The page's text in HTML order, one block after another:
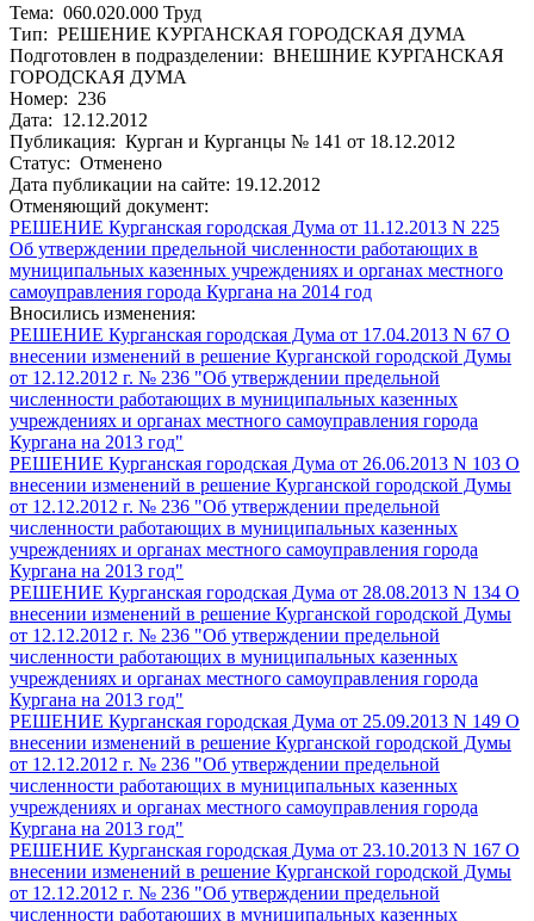
Тема: 060.020.000 Труд
Тип: РЕШЕНИЕ КУРГАНСКАЯ ГОРОДСКАЯ ДУМА
Подготовлен в подразделении: ВНЕШНИЕ КУРГАНСКАЯ
ГОРОДСКАЯ ДУМА
Номер: 236
Дата: 12.12.2012
Публикация: Курган и Курганцы № 141 от 18.12.2012
Статус: Отменено
Дата публикации на сайте: 19.12.2012
Отменяющий документ:
РЕШЕНИЕ Курганская городская Дума от 11.12.2013 N 225
Об утверждении предельной численности работающих в
муниципальных казенных учреждениях и органах местного
самоуправления города Кургана на 2014 год
Вносились изменения:
РЕШЕНИЕ Курганская городская Дума от 17.04.2013 N 67 О
внесении изменений в решение Курганской городской Думы
от 12.12.2012 г. № 236 "Об утверждении предельной
численности работающих в муниципальных казенных
учреждениях и органах местного самоуправления города
Кургана на 2013 год"
РЕШЕНИЕ Курганская городская Дума от 26.06.2013 N 103 О
внесении изменений в решение Курганской городской Думы
от 12.12.2012 г. № 236 "Об утверждении предельной
численности работающих в муниципальных казенных
учреждениях и органах местного самоуправления города
Кургана на 2013 год"
РЕШЕНИЕ Курганская городская Дума от 28.08.2013 N 134 О
внесении изменений в решение Курганской городской Думы
от 12.12.2012 г. № 236 "Об утверждении предельной
численности работающих в муниципальных казенных
учреждениях и органах местного самоуправления города
Кургана на 2013 год"
РЕШЕНИЕ Курганская городская Дума от 25.09.2013 N 149 О
внесении изменений в решение Курганской городской Думы
от 12.12.2012 г. № 236 "Об утверждении предельной
численности работающих в муниципальных казенных
учреждениях и органах местного самоуправления города
Кургана на 2013 год"
РЕШЕНИЕ Курганская городская Дума от 23.10.2013 N 167 О
внесении изменений в решение Курганской городской Думы
от 12.12.2012 г. № 236 "Об утверждении предельной
численности работающих в муниципальных казенных